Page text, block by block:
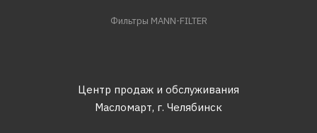
Фильтры MANN-FILTER
Центр продаж и обслуживания
Масломарт, г. Челябинск